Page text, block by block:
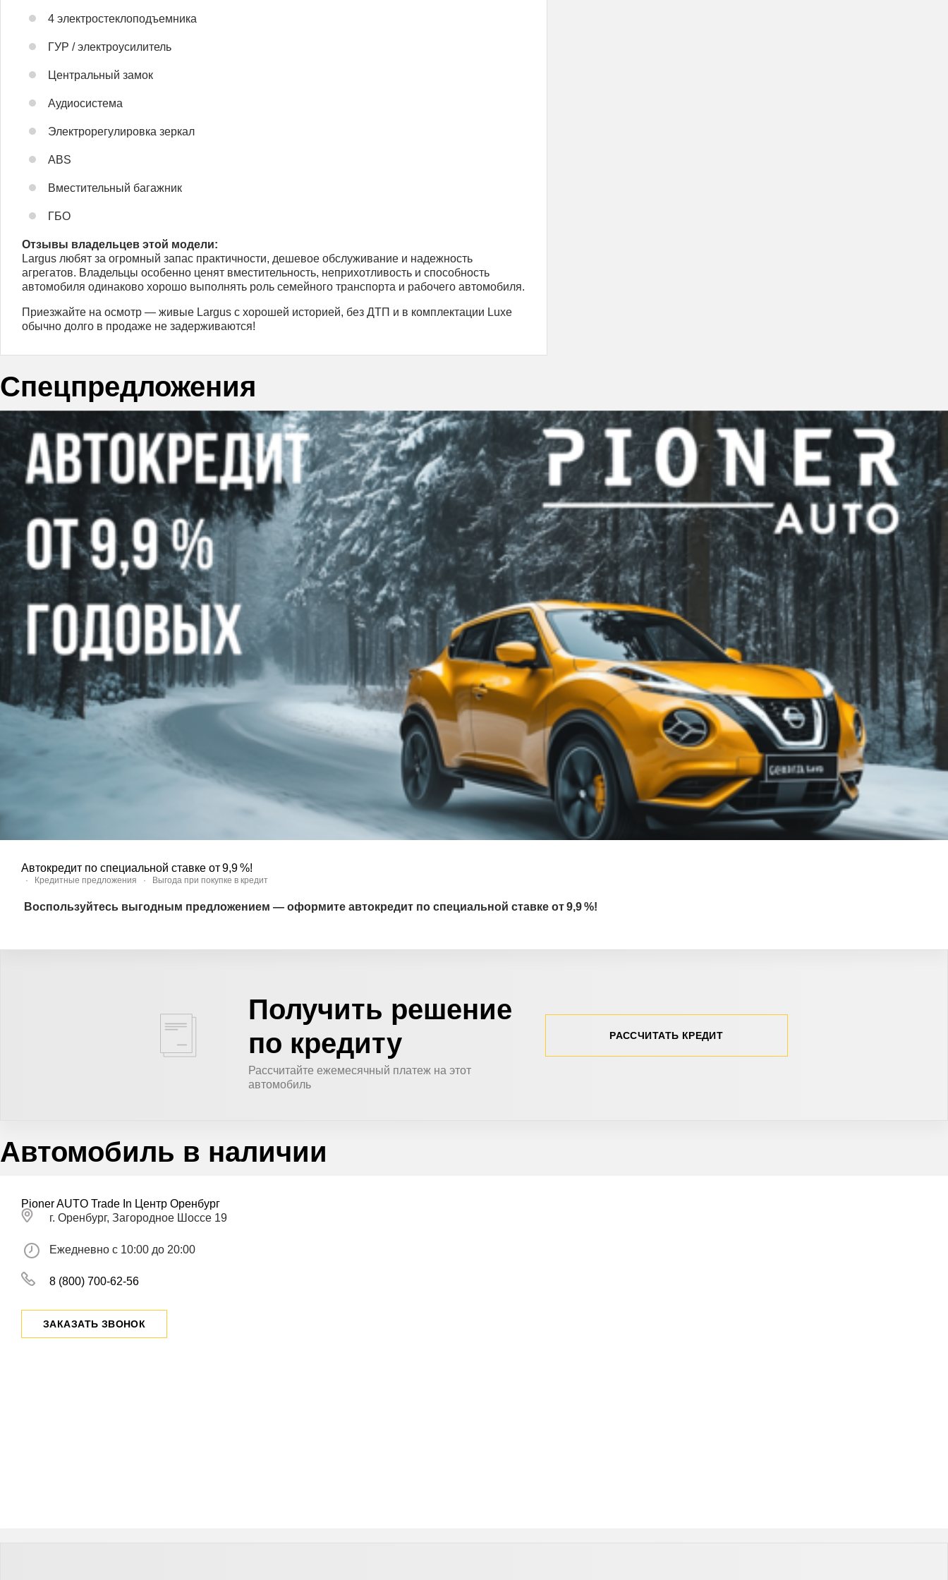
4 электростеклоподъемника
ГУР / электроусилитель
Центральный замок
Аудиосистема
Электрорегулировка зеркал
ABS
Вместительный багажник
ГБО
Отзывы владельцев этой модели:
Largus любят за огромный запас практичности, дешевое обслуживание и надежность
агрегатов. Владельцы особенно ценят вместительность, неприхотливость и способность
автомобиля одинаково хорошо выполнять роль семейного транспорта и рабочего автомобиля.
Приезжайте на осмотр — живые Largus с хорошей историей, без ДТП и в комплектации Luxe
обычно долго в продаже не задерживаются!
Спецпредложения
Автокредит по специальной ставке от 9,9 %!
· Кредитные предложения · Выгода при покупке в кредит
Воспользуйтесь выгодным предложением — оформите автокредит по специальной ставке от 9,9 %!
Получить решение
по кредиту
Рассчитайте ежемесячный платеж на этот
автомобиль
РАССЧИТАТЬ КРЕДИТ
Автомобиль в наличии
Pioner AUTO Trade In Центр Оренбург
г. Оренбург, Загородное Шоссе 19
Ежедневно с 10:00 до 20:00
8 (800) 700-62-56
ЗАКАЗАТЬ ЗВОНОК